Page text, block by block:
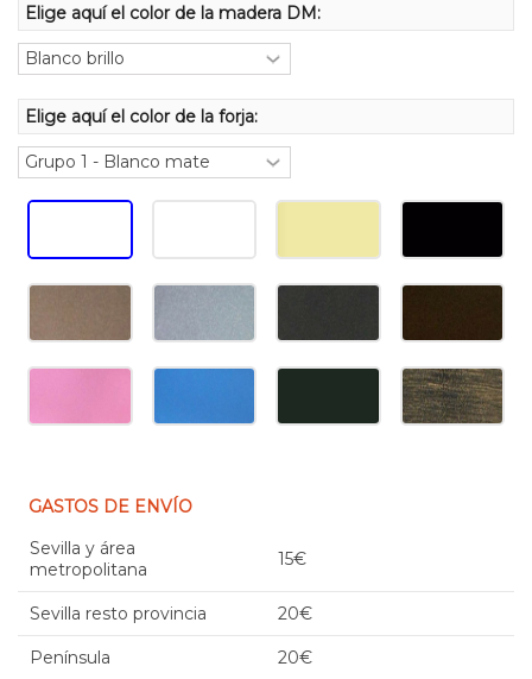
Elige aquí el color de la forja:
Elige aquí el color de la madera DM:
GASTOS DE ENVÍO
Sevilla y área
metropolitana
15€
Sevilla resto provincia 20€
Península 20€